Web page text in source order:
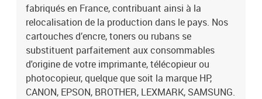
fabriqués en France, contribuant ainsi à la
relocalisation de la production dans le pays. Nos
cartouches d’encre, toners ou rubans se
substituent parfaitement aux consommables
d'origine de votre imprimante, télécopieur ou
photocopieur, quelque que soit la marque HP,
CANON, EPSON, BROTHER, LEXMARK, SAMSUNG.